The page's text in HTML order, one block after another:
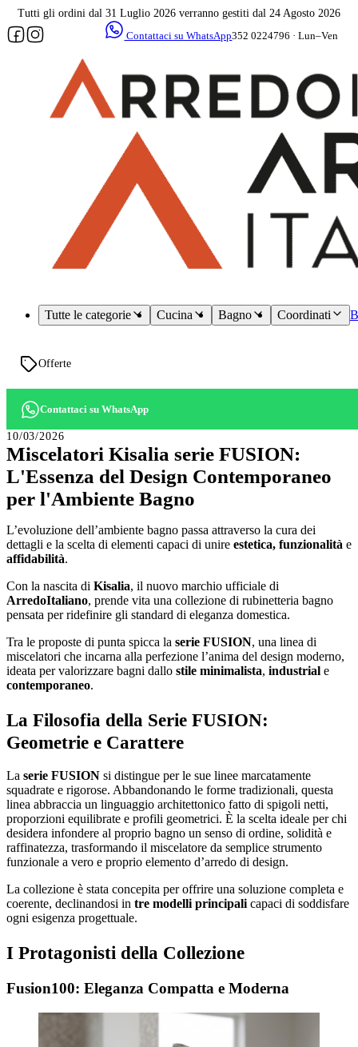
Tutti gli ordini dal 31 Luglio 2026 verranno gestiti dal 24 Agosto 2026
Contattaci su WhatsApp352 0224796 · Lun–Ven
Tutte le categorie Cucina Bagno Coordinati
Offerte
Contattaci su WhatsApp
10/03/2026
Miscelatori Kisalia serie FUSION:
L'Essenza del Design Contemporaneo
per l'Ambiente Bagno
L’evoluzione dell’ambiente bagno passa attraverso la cura dei
dettagli e la scelta di elementi capaci di unire estetica, funzionalità e
affidabilità.
Con la nascita di Kisalia, il nuovo marchio ufficiale di
ArredoItaliano, prende vita una collezione di rubinetteria bagno
pensata per ridefinire gli standard di eleganza domestica.
Tra le proposte di punta spicca la serie FUSION, una linea di
miscelatori che incarna alla perfezione l’anima del design moderno,
ideata per valorizzare bagni dallo stile minimalista, industrial e
contemporaneo.
La Filosofia della Serie FUSION:
Geometrie e Carattere
La serie FUSION si distingue per le sue linee marcatamente
squadrate e rigorose. Abbandonando le forme tradizionali, questa
linea abbraccia un linguaggio architettonico fatto di spigoli netti,
proporzioni equilibrate e profili geometrici. È la scelta ideale per chi
desidera infondere al proprio bagno un senso di ordine, solidità e
raffinatezza, trasformando il miscelatore da semplice strumento
funzionale a vero e proprio elemento d’arredo di design.
La collezione è stata concepita per offrire una soluzione completa e
coerente, declinandosi in tre modelli principali capaci di soddisfare
ogni esigenza progettuale.
I Protagonisti della Collezione
Fusion100: Eleganza Compatta e Moderna